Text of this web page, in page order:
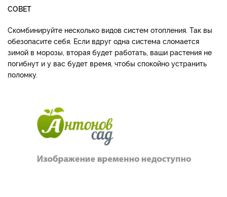
СОВЕТ
Скомбинируйте несколько видов систем отопления. Так вы
обезопасите себя. Если вдруг одна система сломается
зимой в морозы, вторая будет работать, ваши растения не
погибнут и у вас будет время, чтобы спокойно устранить
поломку.